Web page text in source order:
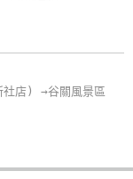
社店) →谷關風景區